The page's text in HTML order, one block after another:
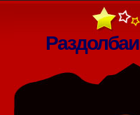
Раздолбаи